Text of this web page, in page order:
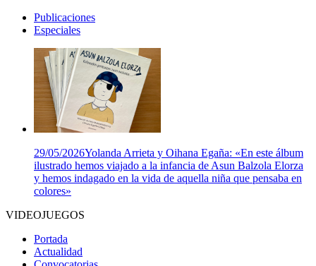
Publicaciones
Especiales
29/05/2026Yolanda Arrieta y Oihana Egaña: «En este álbum
ilustrado hemos viajado a la infancia de Asun Balzola Elorza
y hemos indagado en la vida de aquella niña que pensaba en
colores»
VIDEOJUEGOS
Portada
Actualidad